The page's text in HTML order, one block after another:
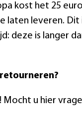
kost het 25
laten leveren. Dit
deze is langer
Mocht u hier